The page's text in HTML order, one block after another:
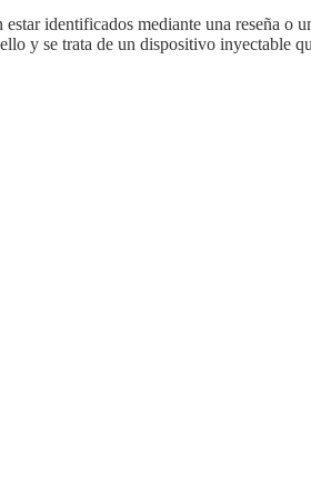
identificados mediante una reseña
y se trata de un dispositivo inyectable